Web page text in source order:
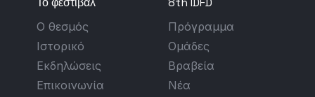
Ο θεσμός
Ιστορικό
Εκδηλώσεις
Επικοινωνία
Πρόγραμμα
Ομάδες
Βραβεία
Νέα